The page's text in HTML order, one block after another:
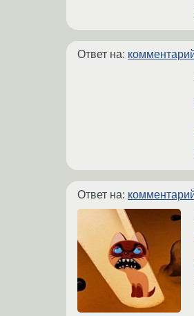
Ответ на:
Ответ на: